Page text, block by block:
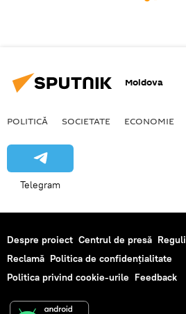
Moldova
POLITICĂ SOCIETATE ECONOMIE
Telegram
Despre proiect Centrul de presă Reguli
Reclamă Politica de confidențialitate
Politica privind cookie-urile Feedback